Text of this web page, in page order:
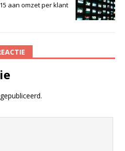
aan omzet per klant